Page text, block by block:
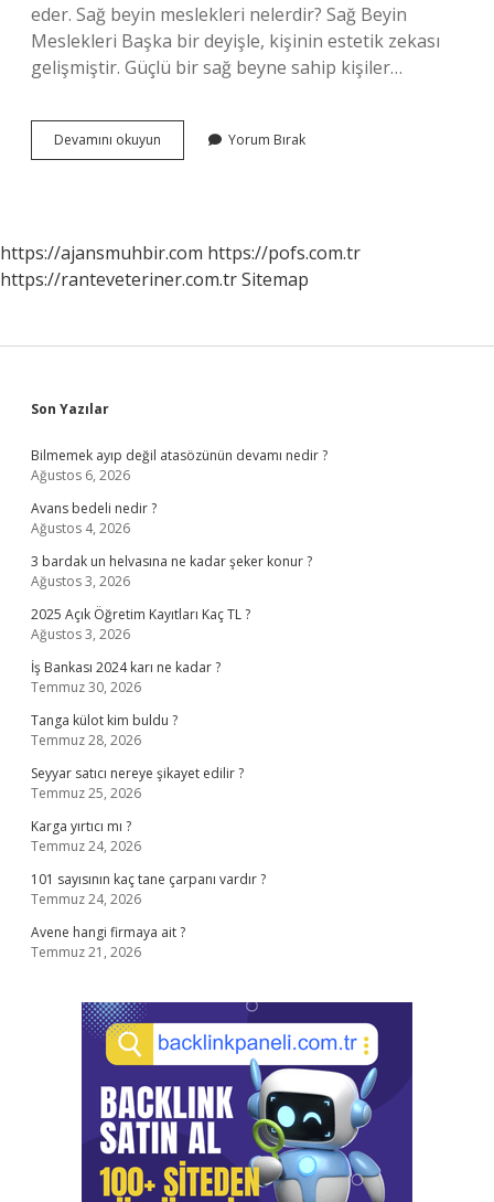
eder. Sağ beyin meslekleri nelerdir? Sağ Beyin
Meslekleri Başka bir deyişle, kişinin estetik zekası
gelişmiştir. Güçlü bir sağ beyne sahip kişiler…
Devamını okuyun
Beyin
Yorum Bırak
https://ajansmuhbir.com https://pofs.com.tr
https://ranteveteriner.com.trSitemap
Sidebar
Son Yazılar
Bilmemek ayıp değil atasözünün devamı nedir ?
Ağustos 6, 2026
Avans bedeli nedir ?
Ağustos 4, 2026
3 bardak un helvasına ne kadar şeker konur ?
Ağustos 3, 2026
2025 Açık Öğretim Kayıtları Kaç TL ?
Ağustos 3, 2026
İş Bankası 2024 karı ne kadar ?
Temmuz 30, 2026
Tanga külot kim buldu ?
Temmuz 28, 2026
Seyyar satıcı nereye şikayet edilir ?
Temmuz 25, 2026
Karga yırtıcı mı ?
Temmuz 24, 2026
101 sayısının kaç tane çarpanı vardır ?
Temmuz 24, 2026
Avene hangi firmaya ait ?
Temmuz 21, 2026